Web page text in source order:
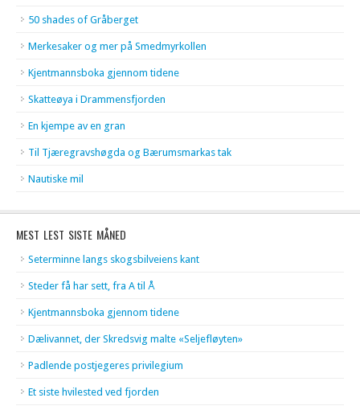
50 shades of Gråberget
Merkesaker og mer på Smedmyrkollen
Kjentmannsboka gjennom tidene
Skatteøya i Drammensfjorden
En kjempe av en gran
Til Tjæregravshøgda og Bærumsmarkas tak
Nautiske mil
MEST LEST SISTE MÅNED
Seterminne langs skogsbilveiens kant
Steder få har sett, fra A til Å
Kjentmannsboka gjennom tidene
Dælivannet, der Skredsvig malte «Seljefløyten»
Padlende postjegeres privilegium
Et siste hvilested ved fjorden